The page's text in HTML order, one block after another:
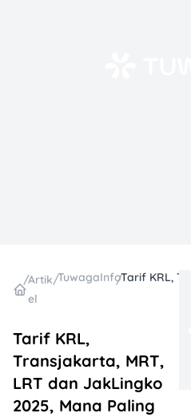
/Artik
el
/TuwagaInfo
/
Tarif KRL,
Transjakarta, MRT,
LRT dan JakLingko
2025, Mana Paling